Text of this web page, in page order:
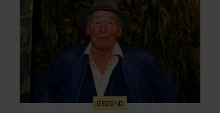
GEZOND